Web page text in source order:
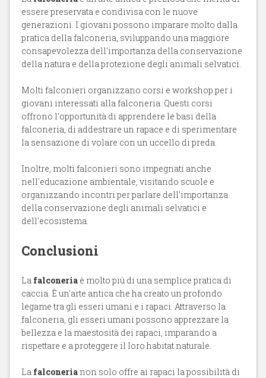
essere preservata e condivisa con le nuove
generazioni. I giovani possono imparare molto dalla
pratica della falconeria, sviluppando una maggiore
consapevolezza dell'importanza della conservazione
della natura e della protezione degli animali selvatici.
Molti falconieri organizzano corsi e workshop per i
giovani interessati alla falconeria. Questi corsi
offrono l'opportunità di apprendere le basi della
falconeria, di addestrare un rapace e di sperimentare
la sensazione di volare con un uccello di preda.
Inoltre, molti falconieri sono impegnati anche
nell'educazione ambientale, visitando scuole e
organizzando incontri per parlare dell'importanza
della conservazione degli animali selvatici e
dell'ecosistema.
Conclusioni
La falconeria è molto più di una semplice pratica di
caccia. È un'arte antica che ha creato un profondo
legame tra gli esseri umani e i rapaci. Attraverso la
falconeria, gli esseri umani possono apprezzare la
bellezza e la maestosità dei rapaci, imparando a
rispettare e a proteggere il loro habitat naturale.
La falconeria non solo offre ai rapaci la possibilità di